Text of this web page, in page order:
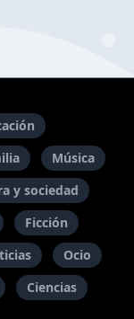
Música
y sociedad
Ficción
Ocio
Ciencias